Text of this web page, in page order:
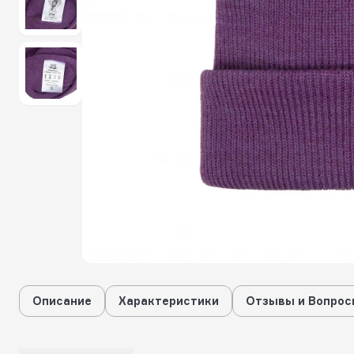
Описание Характеристики Отзывы и